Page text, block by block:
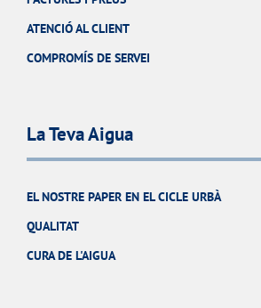
ATENCIÓ AL CLIENT
COMPROMÍS DE SERVEI
La Teva Aigua
EL NOSTRE PAPER EN EL CICLE URBÀ
QUALITAT
CURA DE L'AIGUA